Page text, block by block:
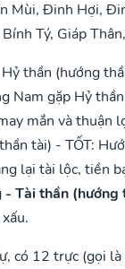
Mùi, Đinh Hợi,
Tý, Giáp
thần (hướng
Nam gặp Hỷ
mắn và thuận
tài) - TỐT:
lại tài lộc, tiền
- Tài thần (hướng
xấu.
có 12 trực (gọi